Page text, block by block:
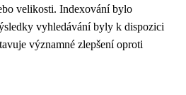
velikosti. Indexování bylo
vyhledávání byly k dispozici
významné zlepšení oproti